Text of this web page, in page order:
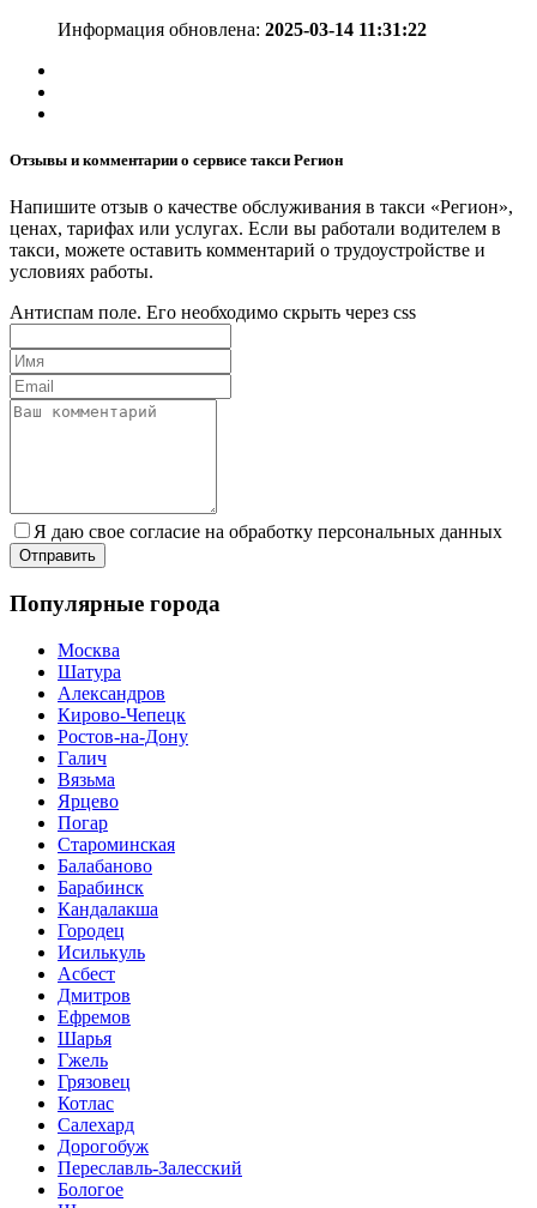
Информация обновлена: 2025-03-14 11:31:22
Отзывы и комментарии о сервисе такси Регион
Напишите отзыв о качестве обслуживания в такси «Регион»,
ценах, тарифах или услугах. Если вы работали водителем в
такси, можете оставить комментарий о трудоустройстве и
условиях работы.
Антиспам поле. Его необходимо скрыть через css
Я даю свое согласие на обработку персональных данных
Популярные города
Москва
Шатура
Александров
Кирово-Чепецк
Ростов-на-Дону
Галич
Вязьма
Ярцево
Погар
Староминская
Балабаново
Барабинск
Кандалакша
Городец
Исилькуль
Асбест
Дмитров
Ефремов
Шарья
Гжель
Грязовец
Котлас
Салехард
Дорогобуж
Переславль-Залесский
Бологое